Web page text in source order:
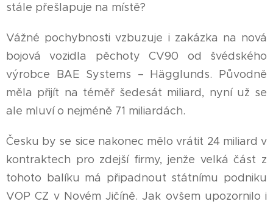
stále přešlapuje na místě?
Vážné pochybnosti vzbuzuje i zakázka na nová
bojová vozidla pěchoty CV90 od švédského
výrobce BAE Systems – Hägglunds. Původně
měla přijít na téměř šedesát miliard, nyní už se
ale mluví o nejméně 71 miliardách.
Česku by se sice nakonec mělo vrátit 24 miliard v
kontraktech pro zdejší firmy, jenže velká část z
tohoto balíku má připadnout státnímu podniku
VOP CZ v Novém Jičíně. Jak ovšem upozornilo i